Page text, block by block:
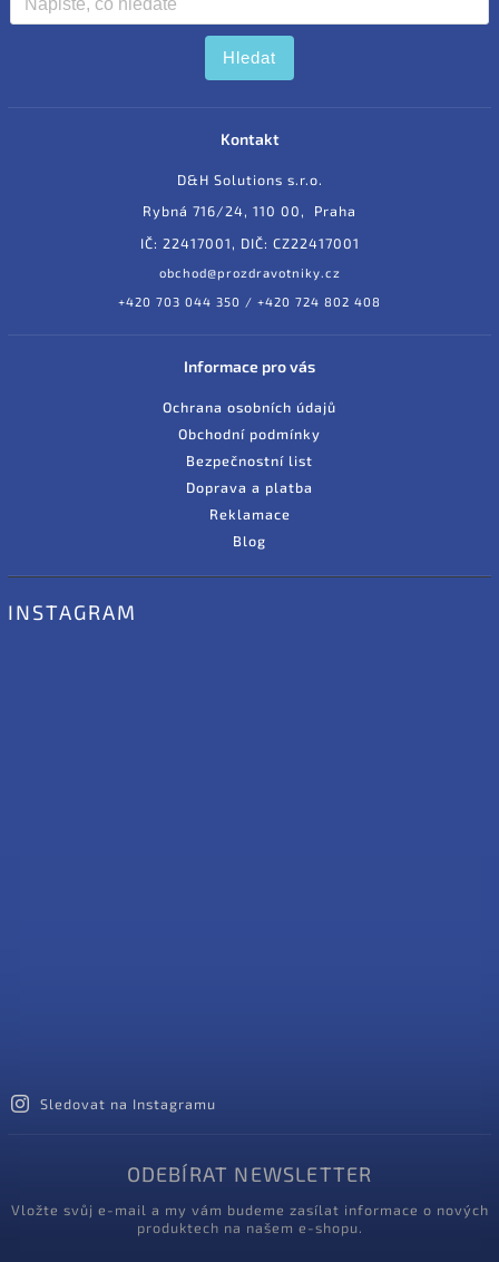
Hledat
Kontakt
D&H Solutions s.r.o.
Rybná 716/24, 110 00, Praha
IČ: 22417001, DIČ: CZ22417001
obchod@prozdravotniky.cz
+420 703 044 350 / +420 724 802 408
Informace pro vás
Ochrana osobních údajů
Obchodní podmínky
Bezpečnostní list
Doprava a platba
Reklamace
Blog
INSTAGRAM
Sledovat na Instagramu
ODEBÍRAT NEWSLETTER
Vložte svůj e-mail a my vám budeme zasílat informace o nových
produktech na našem e-shopu.